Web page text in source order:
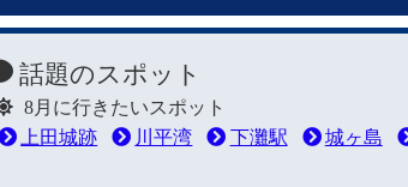
話題のスポット
8月に行きたいスポット
上田城跡
川平湾 下灘駅 城ヶ島